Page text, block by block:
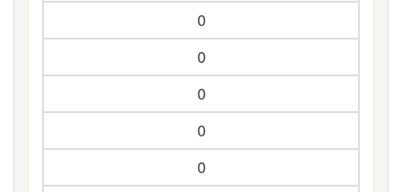
0
0
0
0
0